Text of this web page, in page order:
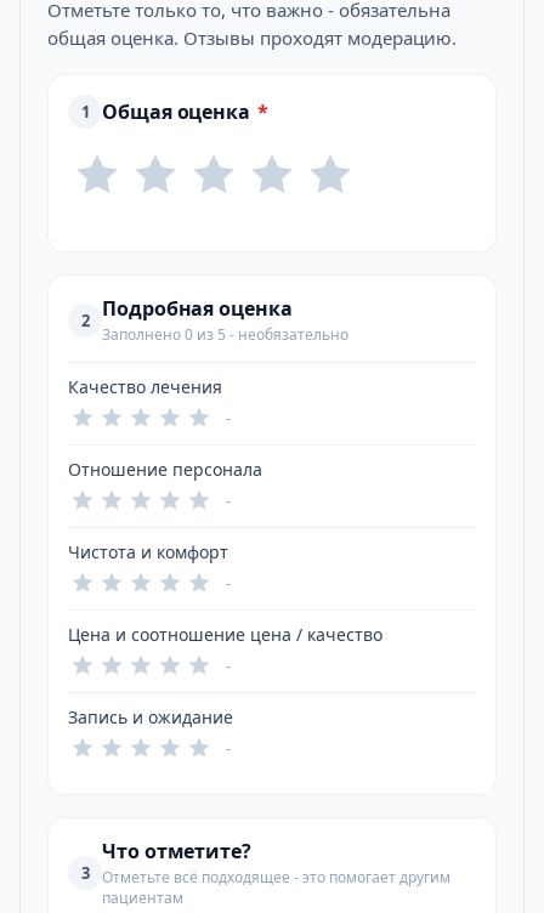
Отметьте только то, что важно - обязательна
общая оценка. Отзывы проходят модерацию.
1 Общая оценка *
2 Подробная оценка
Заполнено 0 из 5 - необязательно
Качество лечения
-
Отношение персонала
-
Чистота и комфорт
-
Цена и соотношение цена / качество
-
Запись и ожидание
-
3
Что отметите?
Отметьте всё подходящее - это помогает другим
пациентам